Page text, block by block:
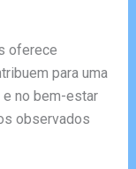
oferece
para uma
no bem-estar
observados